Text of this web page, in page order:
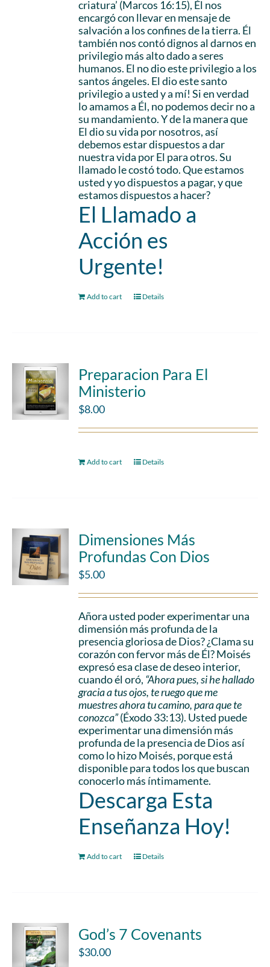
criatura’ (Marcos 16:15), Él nos
encargó con llevar en mensaje de
salvación a los confines de la tierra. Él
también nos contó dignos al darnos en
privilegio más alto dado a seres
humanos. El no dio este privilegio a los
santos ángeles. El dio este santo
privilegio a usted y a mí! Si en verdad
lo amamos a Él, no podemos decir no a
su mandamiento. Y de la manera que
El dio su vida por nosotros, así
debemos estar dispuestos a dar
nuestra vida por El para otros. Su
llamado le costó todo. Que estamos
usted y yo dispuestos a pagar, y que
estamos dispuestos a hacer?
El Llamado a
Acción es
Urgente!
Add to cart Details
Preparacion Para El
Ministerio
$8.00
Add to cart Details
Dimensiones Más
Profundas Con Dios
$5.00
Añora usted poder experimentar una
dimensión más profunda de la
presencia gloriosa de Dios? ¿Clama su
corazón con fervor más de Él? Moisés
expresó esa clase de deseo interior,
cuando él oró, “Ahora pues, si he hallado
gracia a tus ojos, te ruego que me
muestres ahora tu camino, para que te
conozca”(Éxodo 33:13). Usted puede
experimentar una dimensión más
profunda de la presencia de Dios así
como lo hizo Moisés, porque está
disponible para todos los que buscan
conocerlo más íntimamente.
Descarga Esta
Enseñanza Hoy!
Add to cart Details
God’s 7 Covenants
$30.00